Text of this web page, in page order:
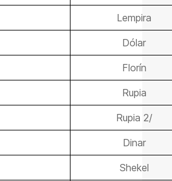
Lempira
Dólar
Florín
Rupia
Rupia 2/
Dinar
Shekel